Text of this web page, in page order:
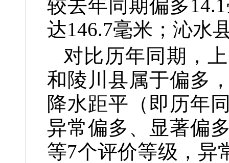
较去年同期偏多
达146.7毫米；沁水
对比历年同期，
和陵川县属于偏多
降水距平（即历年
异常偏多、显著偏
等7个评价等级，异